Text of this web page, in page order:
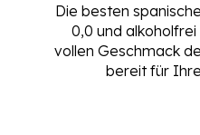
Die besten
0,0 und
vollen Geschmack
bereit für